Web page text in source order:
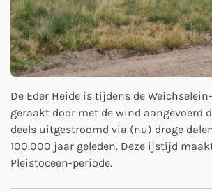
De Eder Heide is tijdens de
geraakt door met de wind aangevoerd
deels uitgestroomd via (nu) droge
100.000 jaar geleden. Deze ijstijd
Pleistoceen-periode.